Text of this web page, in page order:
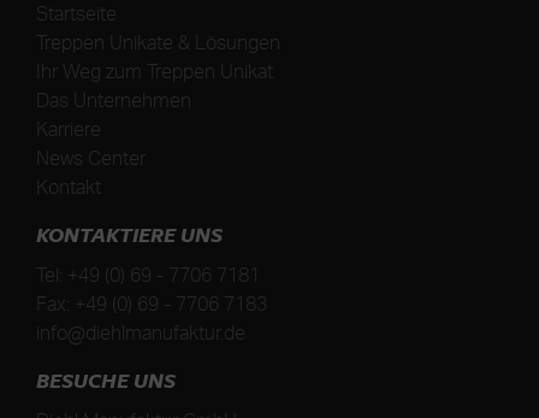
Startseite
Treppen Unikate & Lösungen
Ihr Weg zum Treppen Unikat
Das Unternehmen
Karriere
News Center
Kontakt
KONTAKTIERE UNS
Tel: +49 (0) 69 - 7706 7181
Fax: +49 (0) 69 - 7706 7183
info@diehlmanufaktur.de
BESUCHE UNS